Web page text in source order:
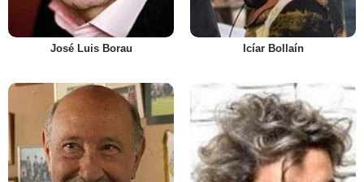
José Luis Borau Icíar Bollaín